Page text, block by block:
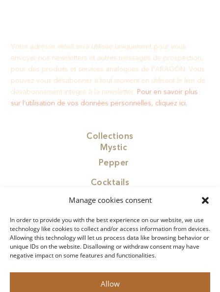
Manage cookies consent
In order to provide you with the best experience on our website, we use
technology like cookies to collect and/or access information from devices.
Allowing this technology will let us process data like browsing behavior or
unique IDs on the website. Disallowing or withdraw consent may have
negative impact on some features and functionalities.
Allow
Votre adresse email sera utilisée uniquement pour vous
envoyer nos newsletters et autres messages de prospection,
pour des produits et services analogues de PARAGON. Vous
pouvez vous désabonner à tout moment en utilisant le lien de
désabonnement intégré à la newsletter.​ Pour en savoir plus
sur l’utilisation de vos données personnelles, cliquez ici.
Collections
Mystic
Pepper
Cocktails
Find Paragon
Concept
Privacy Policy
Legal Notice